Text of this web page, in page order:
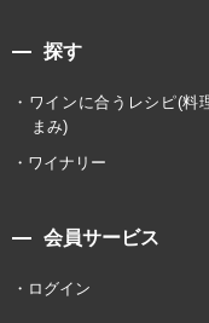
探す
ワインに合うレシピ(料
まみ)
ワイナリー
会員サービス
ログイン